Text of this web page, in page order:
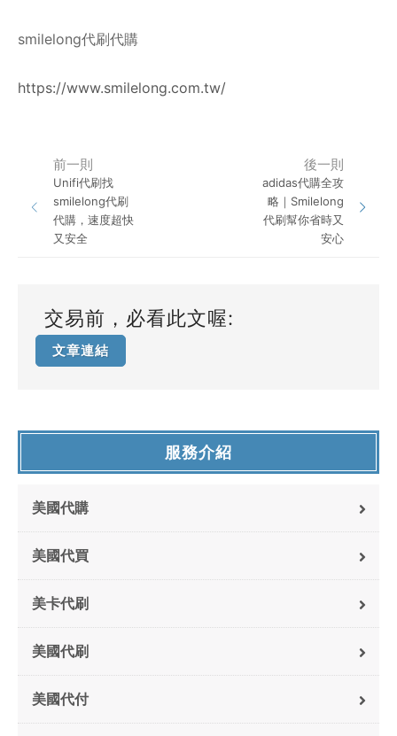
smilelong代刷代購
https://www.smilelong.com.tw/
前一則
Unifi代刷找
smilelong代刷
代購，速度超快
又安全
後一則
adidas代購全攻
略｜Smilelong
代刷幫你省時又
安心
交易前，必看此文喔:
文章連結
服務介紹
美國代購
美國代買
美卡代刷
美國代刷
美國代付